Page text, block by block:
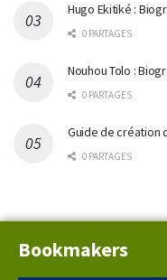
Hugo Ekitiké :
0 PARTAGES
Nouhou Tolo :
0 PARTAGES
Guide de création
0 PARTAGES
Bookmakers